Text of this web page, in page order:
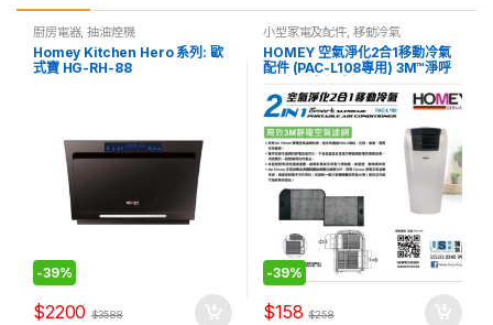
廚房電器,抽油煙機
Homey Kitchen Hero 系列: 歐
式寶 HG-RH-88
-39%
$2200 $3588
小型家電及配件, 移動冷氣
HOMEY 空氣淨化2合1移動冷氣
配件 (PAC-L108專用) 3M™淨呼
-39%
$158 $258